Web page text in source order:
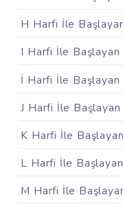
H Harfi İle
I Harfi İle Başlayan
İ Harfi İle Başlayan
J Harfi İle Başlayan
K Harfi İle
L Harfi İle
M Harfi İle